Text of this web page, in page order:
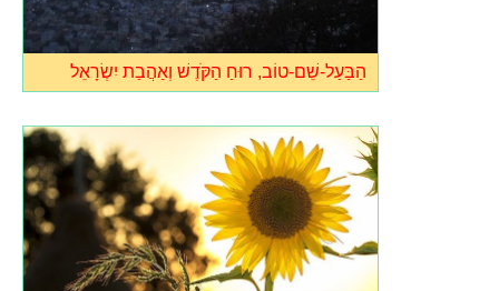
הַבַּעַל-שֵׁם-טוֹב, רוּחַ הַקֹּדֶשׁ וְאַהֲבַת יִשְׂרָאֵל